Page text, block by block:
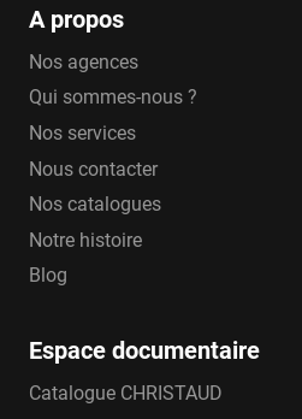
A propos
Nos agences
Qui sommes-nous ?
Nos services
Nous contacter
Nos catalogues
Notre histoire
Blog
Espace documentaire
Catalogue CHRISTAUD